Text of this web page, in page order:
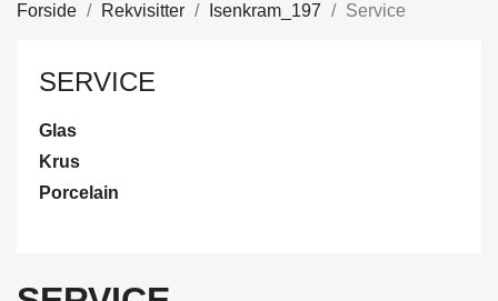
Forside Rekvisitter Isenkram_197 Service
SERVICE
Glas
Krus
Porcelain